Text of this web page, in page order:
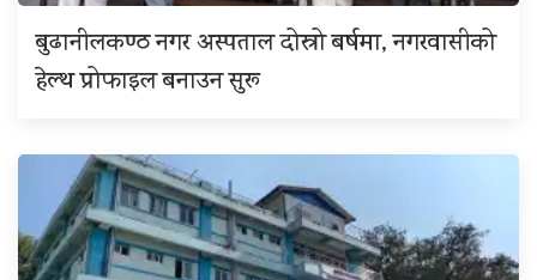
बुढानीलकण्ठ नगर अस्पताल दोस्रो बर्षमा, नगरवासीको
हेल्थ प्रोफाइल बनाउन सुरू